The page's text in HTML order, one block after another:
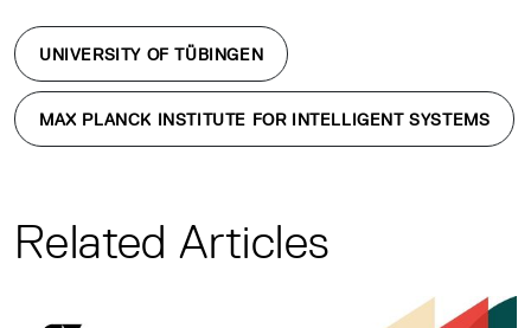
UNIVERSITY OF TÜBINGEN
MAX PLANCK INSTITUTE FOR INTELLIGENT SYSTEMS
Related Articles